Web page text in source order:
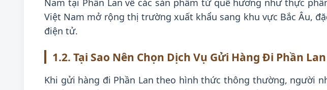
Việt Nam mở rộng thị trường xuất khẩu sang khu vực Bắc Âu,
điện tử.
1.2. Tại Sao Nên Chọn Dịch Vụ Gửi Hàng Đi Phần
Khi gửi hàng đi Phần Lan theo hình thức thông thường, người